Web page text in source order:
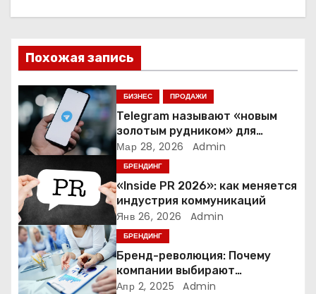
ц
и
я
п
о
з
а
п
и
Похожая запись
БИЗНЕС ПРОДАЖИ
Telegram называют «новым
золотым рудником» для
креаторов: как блогеры
создают онлайн-бизнес
Мар 28, 2026 Admin
БРЕНДИНГ
«Inside PR 2026»: как меняется
индустрия коммуникаций
Янв 26, 2026 Admin
БРЕНДИНГ
Бренд-революция: Почему
компании выбирают
адаптивные логотипы?
Апр 2, 2025 Admin